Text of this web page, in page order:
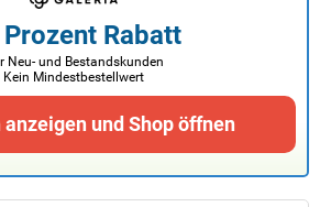
Rabatt
Neu- und Bestandskunden
Kein Mindestbestellwert
anzeigen und Shop öffnen